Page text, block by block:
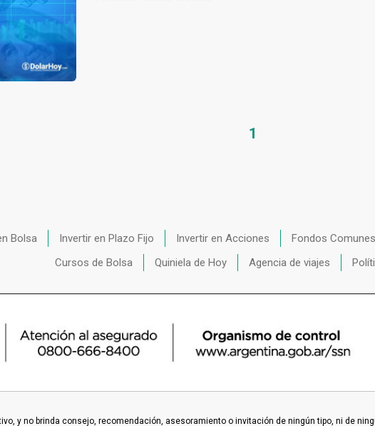
1
Bolsa Invertir en Plazo Fijo Invertir en Acciones Fondos
Cursos de Bolsa
Quiniela de Hoy Agencia de viajes
y no brinda consejo, recomendación, asesoramiento o invitación de ningún tipo, ni de